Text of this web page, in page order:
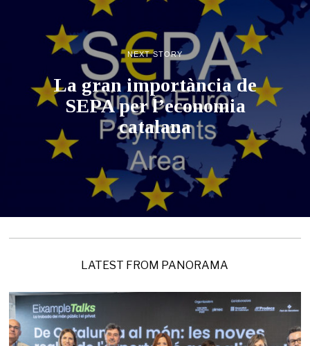
NEXT STORY
La gran importància de
SEPA per l’economia
catalana
LATEST FROM PANORAMA